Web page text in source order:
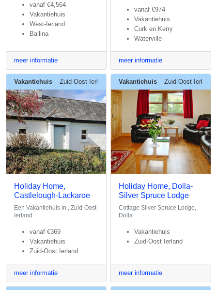
vanaf €4,564
Vakantiehuis
West-Ierland
Ballina
meer informatie
vanaf €974
Vakantiehuis
Cork en Kerry
Waterville
meer informatie
Vakantiehuis Zuid-Oost Ierland
Holiday Home,
Castlelough-Lackaroe
Een Vakantiehuis in , Zuid-Oost
Ierland
vanaf €369
Vakantiehuis
Zuid-Oost Ierland
meer informatie
Vakantiehuis Zuid-Oost Ierland
Holiday Home, Dolla-
Silver Spruce Lodge
Cottage Silver Spruce Lodge,
Dolla
Vakantiehuis
Zuid-Oost Ierland
meer informatie